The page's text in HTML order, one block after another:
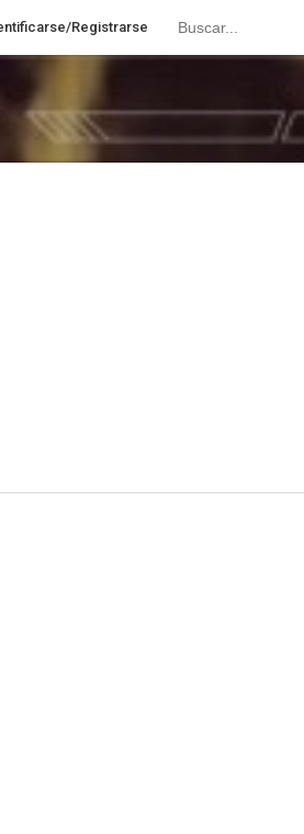
Registrarse